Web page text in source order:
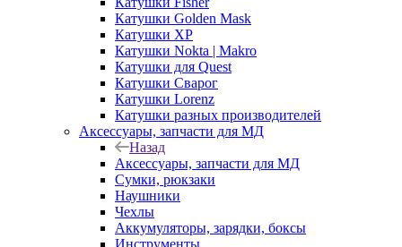
Катушки Golden Mask
Катушки XP
Катушки Nokta | Makro
Катушки для Quest
Катушки Сварог
Катушки Lorenz
Катушки разных производителей
Аксессуары, запчасти для МД
Назад
Аксессуары, запчасти для МД
Сумки, рюкзаки
Наушники
Чехлы
Аккумуляторы, зарядки, боксы
Инструменты